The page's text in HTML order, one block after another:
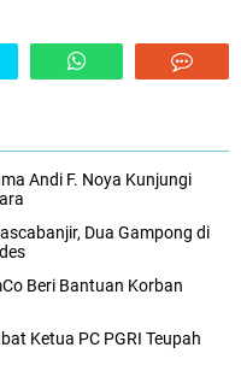
Andi F. Noya Kunjungi
Dua Gampong di
Beri Bantuan Korban
Ketua PC PGRI Teupah